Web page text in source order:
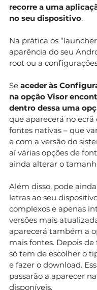
recorre a uma
no seu dispositivo.
Na prática os
aparência do seu
root ou a
Se aceder às
na opção Visor
dentro dessa uma
que aparecerá no
fontes nativas – que
e com a versão do
aí várias opções de
ainda alterar o
Além disso, pode
letras ao seu
complexos e apenas
versões mais
aparecerá também a
mais fontes. Depois
só tem de escolher o
e fazer o download.
passarão a aparecer
disponíveis.